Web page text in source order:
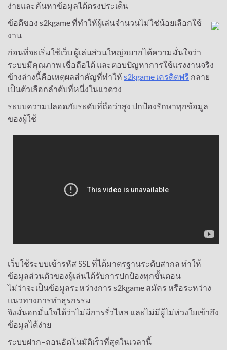
ง่ายและค้นหาข้อมูลได้ตรงประเด็น
ข้อดีของ s2kgame ที่ทำให้ผู้เล่นจำนวนไม่ใช่น้อยเลือกใช้
งาน
ก่อนที่จะเริ่มใช้เว็บ ผู้เล่นส่วนใหญ่อยากได้ความมั่นใจว่า
ระบบมีคุณภาพ เชื่อถือได้ และตอบปัญหาการใช้แรงงานจริง
ข้างล่างนี้คือเหตุผลสำคัญที่ทำให้s2kgame เครดิตฟรี กลาย
เป็นตัวเลือกลำดับที่หนึ่งในแวดวง
ระบบความปลอดภัยระดับที่ถือว่าสูง ปกป้องรักษาทุกข้อมูล
ของผู้ใช้
เว็บใช้ระบบเข้ารหัส SSL ที่ได้มาตรฐานระดับสากล ทำให้
ข้อมูลส่วนตัวของผู้เล่นได้รับการปกป้องทุกขั้นตอน
ไม่ว่าจะเป็นข้อมูลระหว่างการ s2kgame สมัคร หรือระหว่าง
แนวทางการทำธุรกรรม
จึงมั่นอกมั่นใจได้ว่าไม่มีการรั่วไหล และไม่มีผู้ไม่ห่วงใยเข้าถึง
ข้อมูลได้ง่าย
ระบบฝาก–ถอนอัตโนมัติเร็วที่สุดในเวลานี้